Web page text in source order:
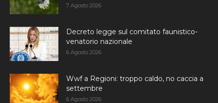
7 Agosto 2026
Decreto legge sul comitato faunistico-
venatorio nazionale
6 Agosto 2026
Wwf a Regioni: troppo caldo, no caccia a
settembre
6 Agosto 2026